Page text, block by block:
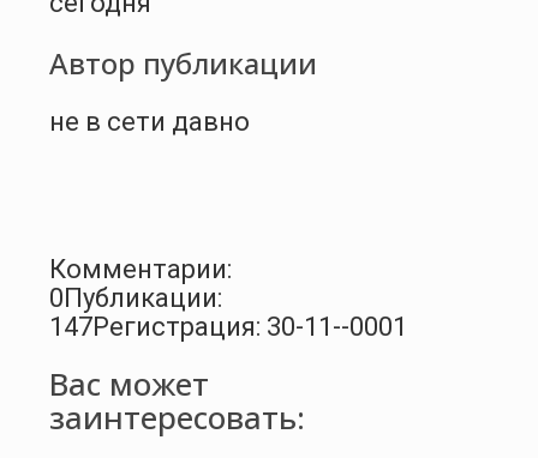
Автор публикации
не в сети давно
Комментарии:
0Публикации:
147Регистрация: 30-11--0001
Вас может
заинтересовать: